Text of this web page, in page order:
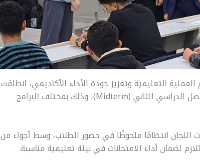
التعليمية وتعزيز جودة الأداء الأكاديمي، انطلقت
يوم الأحد الموافق 29 مارس 2026 امتحانات منتصف الفصل الدراسي الثاني (Midterm)، وذلك بمختلف البرامج
انتظامًا ملحوظًا في حضور الطلاب، وسط أجواء من
لضمان أداء الامتحانات في بيئة تعليمية مناسبة.